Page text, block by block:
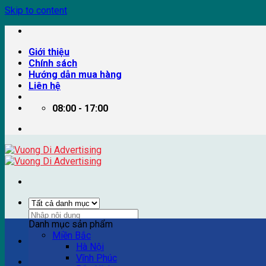
Skip to content
Giới thiệu
Chính sách
Hướng dẫn mua hàng
Liên hệ
08:00 - 17:00
Ví dụ: Billboard quảng cáo, pano quảng cáo, quảng cáo
Danh mục sản phẩm
Miền Bắc
Hà Nội
Vĩnh Phúc